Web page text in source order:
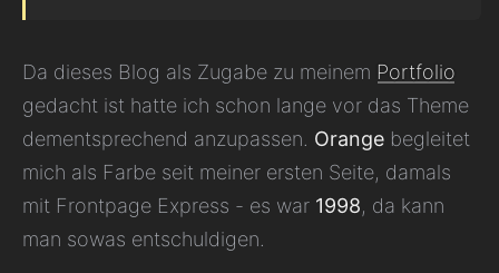
Da dieses Blog als Zugabe zu meinem Portfolio
gedacht ist hatte ich schon lange vor das Theme
dementsprechend anzupassen. Orange begleitet
mich als Farbe seit meiner ersten Seite, damals
mit Frontpage Express - es war 1998, da kann
man sowas entschuldigen.